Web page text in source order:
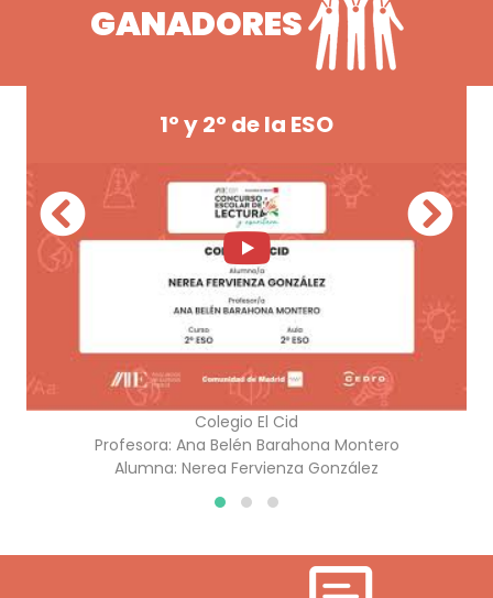
GANADORES
1º y 2º de la ESO
Colegio El Cid
Profesora: Ana Belén Barahona Montero
Alumna: Nerea Fervienza González